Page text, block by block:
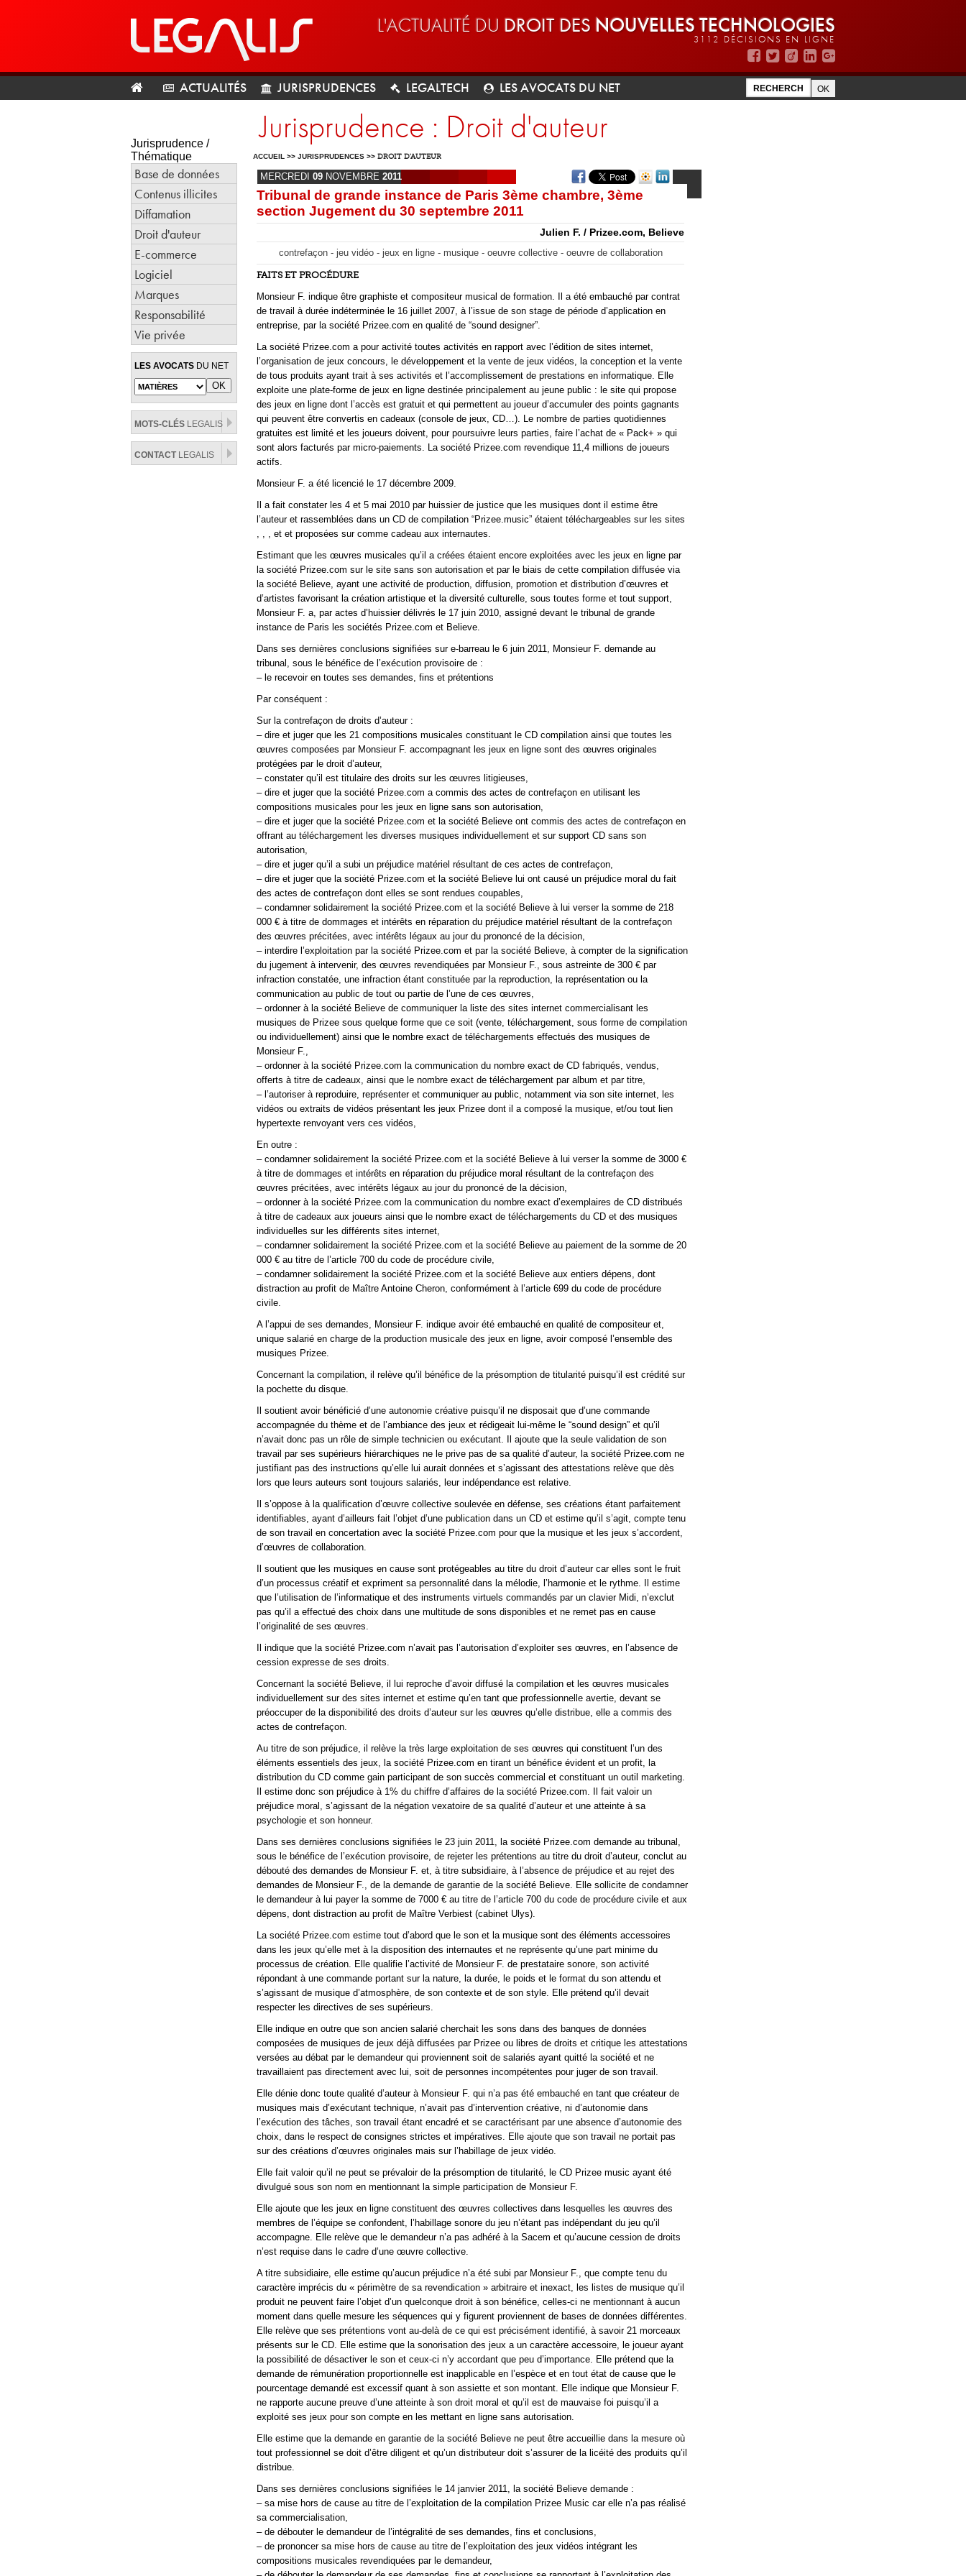
L'ACTUALITÉ DU DROIT DES NOUVELLES TECHNOLOGIES
3112 DÉCISIONS EN LIGNE
ACTUALITÉS JURISPRUDENCES LEGALTECH LES AVOCATS DU NET
Jurisprudence /
Thématique
Base de données
Contenus illicites
Diffamation
Droit d'auteur
E-commerce
Logiciel
Marques
Responsabilité
Vie privée
LES AVOCATS DU NET
MOTS-CLÉS LEGALIS
CONTACTLEGALIS
Jurisprudence : Droit d'auteur
ACCUEIL >> JURISPRUDENCES >> DROIT D'AUTEUR
MERCREDI 09 NOVEMBRE 2011
Tribunal de grande instance de Paris 3ème chambre, 3ème
section Jugement du 30 septembre 2011
Julien F. / Prizee.com, Believe
contrefaçon - jeu vidéo - jeux en ligne - musique - oeuvre collective - oeuvre de collaboration
FAITS ET PROCÉDURE
Monsieur F. indique être graphiste et compositeur musical de formation. Il a été embauché par contrat
de travail à durée indéterminée le 16 juillet 2007, à l’issue de son stage de période d’application en
entreprise, par la société Prizee.com en qualité de “sound designer”.
La société Prizee.com a pour activité toutes activités en rapport avec l’édition de sites internet,
l’organisation de jeux concours, le développement et la vente de jeux vidéos, la conception et la vente
de tous produits ayant trait à ses activités et l’accomplissement de prestations en informatique. Elle
exploite une plate-forme de jeux en ligne destinée principalement au jeune public : le site qui propose
des jeux en ligne dont l’accès est gratuit et qui permettent au joueur d’accumuler des points gagnants
qui peuvent être convertis en cadeaux (console de jeux, CD…). Le nombre de parties quotidiennes
gratuites est limité et les joueurs doivent, pour poursuivre leurs parties, faire l’achat de « Pack+ » qui
sont alors facturés par micro-paiements. La société Prizee.com revendique 11,4 millions de joueurs
actifs.
Monsieur F. a été licencié le 17 décembre 2009.
Il a fait constater les 4 et 5 mai 2010 par huissier de justice que les musiques dont il estime être
l’auteur et rassemblées dans un CD de compilation “Prizee.music” étaient téléchargeables sur les sites
, , , et et proposées sur comme cadeau aux internautes.
Estimant que les œuvres musicales qu’il a créées étaient encore exploitées avec les jeux en ligne par
la société Prizee.com sur le site sans son autorisation et par le biais de cette compilation diffusée via
la société Believe, ayant une activité de production, diffusion, promotion et distribution d’œuvres et
d’artistes favorisant la création artistique et la diversité culturelle, sous toutes forme et tout support,
Monsieur F. a, par actes d’huissier délivrés le 17 juin 2010, assigné devant le tribunal de grande
instance de Paris les sociétés Prizee.com et Believe.
Dans ses dernières conclusions signifiées sur e-barreau le 6 juin 2011, Monsieur F. demande au
tribunal, sous le bénéfice de l’exécution provisoire de :
– le recevoir en toutes ses demandes, fins et prétentions
Par conséquent :
Sur la contrefaçon de droits d’auteur :
– dire et juger que les 21 compositions musicales constituant le CD compilation ainsi que toutes les
œuvres composées par Monsieur F. accompagnant les jeux en ligne sont des œuvres originales
protégées par le droit d’auteur,
– constater qu’il est titulaire des droits sur les œuvres litigieuses,
– dire et juger que la société Prizee.com a commis des actes de contrefaçon en utilisant les
compositions musicales pour les jeux en ligne sans son autorisation,
– dire et juger que la société Prizee.com et la société Believe ont commis des actes de contrefaçon en
offrant au téléchargement les diverses musiques individuellement et sur support CD sans son
autorisation,
– dire et juger qu’il a subi un préjudice matériel résultant de ces actes de contrefaçon,
– dire et juger que la société Prizee.com et la société Believe lui ont causé un préjudice moral du fait
des actes de contrefaçon dont elles se sont rendues coupables,
– condamner solidairement la société Prizee.com et la société Believe à lui verser la somme de 218
000 € à titre de dommages et intérêts en réparation du préjudice matériel résultant de la contrefaçon
des œuvres précitées, avec intérêts légaux au jour du prononcé de la décision,
– interdire l’exploitation par la société Prizee.com et par la société Believe, à compter de la signification
du jugement à intervenir, des œuvres revendiquées par Monsieur F., sous astreinte de 300 € par
infraction constatée, une infraction étant constituée par la reproduction, la représentation ou la
communication au public de tout ou partie de l’une de ces œuvres,
– ordonner à la société Believe de communiquer la liste des sites internet commercialisant les
musiques de Prizee sous quelque forme que ce soit (vente, téléchargement, sous forme de compilation
ou individuellement) ainsi que le nombre exact de téléchargements effectués des musiques de
Monsieur F.,
– ordonner à la société Prizee.com la communication du nombre exact de CD fabriqués, vendus,
offerts à titre de cadeaux, ainsi que le nombre exact de téléchargement par album et par titre,
– l’autoriser à reproduire, représenter et communiquer au public, notamment via son site internet, les
vidéos ou extraits de vidéos présentant les jeux Prizee dont il a composé la musique, et/ou tout lien
hypertexte renvoyant vers ces vidéos,
En outre :
– condamner solidairement la société Prizee.com et la société Believe à lui verser la somme de 3000 €
à titre de dommages et intérêts en réparation du préjudice moral résultant de la contrefaçon des
œuvres précitées, avec intérêts légaux au jour du prononcé de la décision,
– ordonner à la société Prizee.com la communication du nombre exact d’exemplaires de CD distribués
à titre de cadeaux aux joueurs ainsi que le nombre exact de téléchargements du CD et des musiques
individuelles sur les différents sites internet,
– condamner solidairement la société Prizee.com et la société Believe au paiement de la somme de 20
000 € au titre de l’article 700 du code de procédure civile,
– condamner solidairement la société Prizee.com et la société Believe aux entiers dépens, dont
distraction au profit de Maître Antoine Cheron, conformément à l’article 699 du code de procédure
civile.
A l’appui de ses demandes, Monsieur F. indique avoir été embauché en qualité de compositeur et,
unique salarié en charge de la production musicale des jeux en ligne, avoir composé l’ensemble des
musiques Prizee.
Concernant la compilation, il relève qu’il bénéfice de la présomption de titularité puisqu’il est crédité sur
la pochette du disque.
Il soutient avoir bénéficié d’une autonomie créative puisqu’il ne disposait que d’une commande
accompagnée du thème et de l’ambiance des jeux et rédigeait lui-même le “sound design” et qu’il
n’avait donc pas un rôle de simple technicien ou exécutant. Il ajoute que la seule validation de son
travail par ses supérieurs hiérarchiques ne le prive pas de sa qualité d’auteur, la société Prizee.com ne
justifiant pas des instructions qu’elle lui aurait données et s’agissant des attestations relève que dès
lors que leurs auteurs sont toujours salariés, leur indépendance est relative.
Il s’oppose à la qualification d’œuvre collective soulevée en défense, ses créations étant parfaitement
identifiables, ayant d’ailleurs fait l’objet d’une publication dans un CD et estime qu’il s’agit, compte tenu
de son travail en concertation avec la société Prizee.com pour que la musique et les jeux s’accordent,
d’œuvres de collaboration.
Il soutient que les musiques en cause sont protégeables au titre du droit d’auteur car elles sont le fruit
d’un processus créatif et expriment sa personnalité dans la mélodie, l’harmonie et le rythme. Il estime
que l’utilisation de l’informatique et des instruments virtuels commandés par un clavier Midi, n’exclut
pas qu’il a effectué des choix dans une multitude de sons disponibles et ne remet pas en cause
l’originalité de ses œuvres.
Il indique que la société Prizee.com n’avait pas l’autorisation d’exploiter ses œuvres, en l’absence de
cession expresse de ses droits.
Concernant la société Believe, il lui reproche d’avoir diffusé la compilation et les œuvres musicales
individuellement sur des sites internet et estime qu’en tant que professionnelle avertie, devant se
préoccuper de la disponibilité des droits d’auteur sur les œuvres qu’elle distribue, elle a commis des
actes de contrefaçon.
Au titre de son préjudice, il relève la très large exploitation de ses œuvres qui constituent l’un des
éléments essentiels des jeux, la société Prizee.com en tirant un bénéfice évident et un profit, la
distribution du CD comme gain participant de son succès commercial et constituant un outil marketing.
Il estime donc son préjudice à 1% du chiffre d’affaires de la société Prizee.com. Il fait valoir un
préjudice moral, s’agissant de la négation vexatoire de sa qualité d’auteur et une atteinte à sa
psychologie et son honneur.
Dans ses dernières conclusions signifiées le 23 juin 2011, la société Prizee.com demande au tribunal,
sous le bénéfice de l’exécution provisoire, de rejeter les prétentions au titre du droit d’auteur, conclut au
débouté des demandes de Monsieur F. et, à titre subsidiaire, à l’absence de préjudice et au rejet des
demandes de Monsieur F., de la demande de garantie de la société Believe. Elle sollicite de condamner
le demandeur à lui payer la somme de 7000 € au titre de l’article 700 du code de procédure civile et aux
dépens, dont distraction au profit de Maître Verbiest (cabinet Ulys).
La société Prizee.com estime tout d’abord que le son et la musique sont des éléments accessoires
dans les jeux qu’elle met à la disposition des internautes et ne représente qu’une part minime du
processus de création. Elle qualifie l’activité de Monsieur F. de prestataire sonore, son activité
répondant à une commande portant sur la nature, la durée, le poids et le format du son attendu et
s’agissant de musique d’atmosphère, de son contexte et de son style. Elle prétend qu’il devait
respecter les directives de ses supérieurs.
Elle indique en outre que son ancien salarié cherchait les sons dans des banques de données
composées de musiques de jeux déjà diffusées par Prizee ou libres de droits et critique les attestations
versées au débat par le demandeur qui proviennent soit de salariés ayant quitté la société et ne
travaillaient pas directement avec lui, soit de personnes incompétentes pour juger de son travail.
Elle dénie donc toute qualité d’auteur à Monsieur F. qui n’a pas été embauché en tant que créateur de
musiques mais d’exécutant technique, n’avait pas d’intervention créative, ni d’autonomie dans
l’exécution des tâches, son travail étant encadré et se caractérisant par une absence d’autonomie des
choix, dans le respect de consignes strictes et impératives. Elle ajoute que son travail ne portait pas
sur des créations d’œuvres originales mais sur l’habillage de jeux vidéo.
Elle fait valoir qu’il ne peut se prévaloir de la présomption de titularité, le CD Prizee music ayant été
divulgué sous son nom en mentionnant la simple participation de Monsieur F.
Elle ajoute que les jeux en ligne constituent des œuvres collectives dans lesquelles les œuvres des
membres de l’équipe se confondent, l’habillage sonore du jeu n’étant pas indépendant du jeu qu’il
accompagne. Elle relève que le demandeur n’a pas adhéré à la Sacem et qu’aucune cession de droits
n’est requise dans le cadre d’une œuvre collective.
A titre subsidiaire, elle estime qu’aucun préjudice n’a été subi par Monsieur F., que compte tenu du
caractère imprécis du « périmètre de sa revendication » arbitraire et inexact, les listes de musique qu’il
produit ne peuvent faire l’objet d’un quelconque droit à son bénéfice, celles-ci ne mentionnant à aucun
moment dans quelle mesure les séquences qui y figurent proviennent de bases de données différentes.
Elle relève que ses prétentions vont au-delà de ce qui est précisément identifié, à savoir 21 morceaux
présents sur le CD. Elle estime que la sonorisation des jeux a un caractère accessoire, le joueur ayant
la possibilité de désactiver le son et ceux-ci n’y accordant que peu d’importance. Elle prétend que la
demande de rémunération proportionnelle est inapplicable en l’espèce et en tout état de cause que le
pourcentage demandé est excessif quant à son assiette et son montant. Elle indique que Monsieur F.
ne rapporte aucune preuve d’une atteinte à son droit moral et qu’il est de mauvaise foi puisqu’il a
exploité ses jeux pour son compte en les mettant en ligne sans autorisation.
Elle estime que la demande en garantie de la société Believe ne peut être accueillie dans la mesure où
tout professionnel se doit d’être diligent et qu’un distributeur doit s’assurer de la licéité des produits qu’il
distribue.
Dans ses dernières conclusions signifiées le 14 janvier 2011, la société Believe demande :
– sa mise hors de cause au titre de l’exploitation de la compilation Prizee Music car elle n’a pas réalisé
sa commercialisation,
– de débouter le demandeur de l’intégralité de ses demandes, fins et conclusions,
– de prononcer sa mise hors de cause au titre de l’exploitation des jeux vidéos intégrant les
compositions musicales revendiquées par le demandeur,